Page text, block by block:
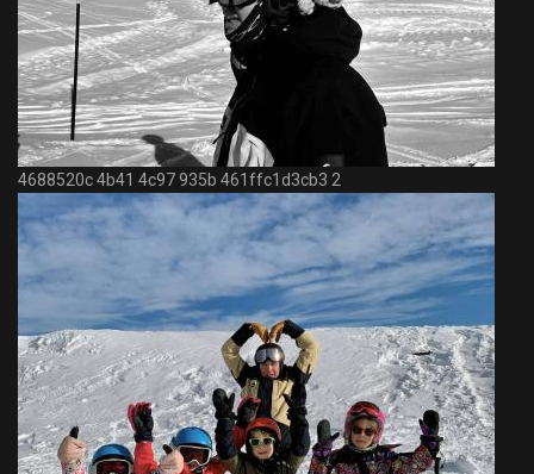
4688520c 4b41 4c97 935b 461ffc1d3cb3 2